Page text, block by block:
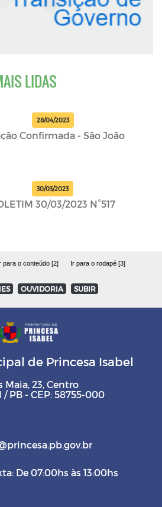
LIDAS
28/04/2023
Confirmada - São João
30/03/2023
30/03/2023 N°517
para o conteúdo [2] Ir para o rodapé [3]
OUVIDORIA SUBIR
de Princesa Isabel
Maia, 23, Centro
PB - CEP: 58755-000
De 07:00hs às 13:00hs